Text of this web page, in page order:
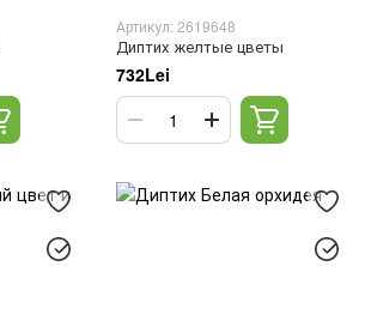
Артикул: 2619648
Диптих желтые цветы
732Lei